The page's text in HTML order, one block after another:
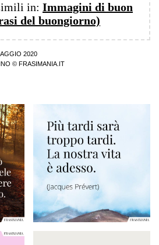
in: Immagini di buon
del buongiorno)
2020
© FRASIMANIA.IT